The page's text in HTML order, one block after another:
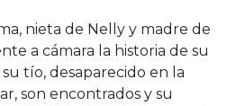
nieta de Nelly y madre de
a cámara la historia de su
tío, desaparecido en la
son encontrados y su